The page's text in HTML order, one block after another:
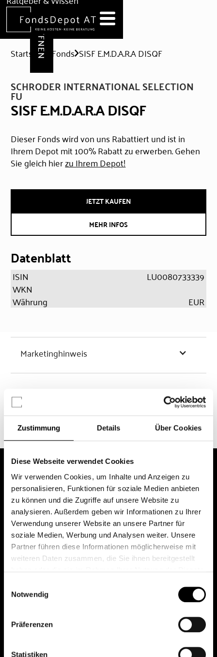
Zustimmung Details Über Cookies
Diese Webseite verwendet Cookies
Wir verwenden Cookies, um Inhalte und Anzeigen zu
personalisieren, Funktionen für soziale Medien anbieten
zu können und die Zugriffe auf unsere Website zu
analysieren. Außerdem geben wir Informationen zu Ihrer
Verwendung unserer Website an unsere Partner für
soziale Medien, Werbung und Analysen weiter. Unsere
Partner führen diese Informationen möglicherweise mit
weiteren Daten zusammen, die Sie ihnen bereitgestellt
Notwendig
Präferenzen
Statistiken
Hilfe & Formulare
DEPOT ERÖFFNEN
Startseite Fonds SISF E.M.D.A.R.A DISQF
SCHRODER INTERNATIONAL SELECTION
FU
SISF E.M.D.A.R.A DISQF
Dieser Fonds wird von uns Rabattiert und ist in
Ihrem Depot mit 100% Rabatt zu erwerben. Gehen
Sie gleich hierzu Ihrem Depot!
JETZT KAUFEN
MEHR INFOS
Datenblatt
ISIN
LU0080733339
WKN
Währung
EUR
Marketinghinweis
Chancen & Risiken
Das erste Depot in Österreich mit 0€ Kontoführung,
0€ Ausgabeaufschlag und 0€ Depotgebühren bei
© 2026 FondsDepot AT